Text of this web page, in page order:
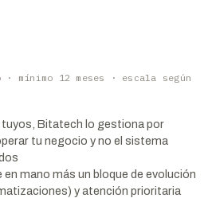
mínimo 12 meses · escala según
Bitatech lo gestiona por
tu negocio y no el sistema
mano más un bloque de evolución
y atención prioritaria